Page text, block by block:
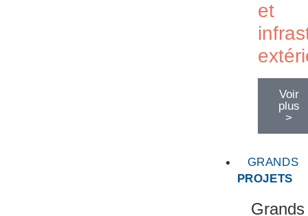
et
Voir
plus
>
GRANDS
PROJETS
Grands